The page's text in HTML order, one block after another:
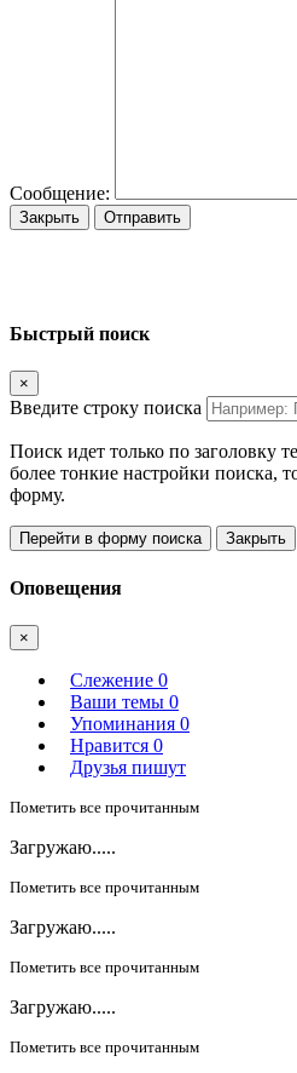
Сообщение:
Закрыть Отправить
Быстрый поиск
×
Введите строку поиска
Поиск идет только по заголовку
более тонкие настройки поиска,
форму.
Перейти в форму поиска Закрыть
Оповещения
×
Слежение 0
Ваши темы 0
Упоминания 0
Нравится 0
Друзья пишут
Пометить все прочитанным
Загружаю.....
Пометить все прочитанным
Загружаю.....
Пометить все прочитанным
Загружаю.....
Пометить все прочитанным